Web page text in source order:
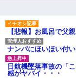
中途採用のAが部長か
ていき、1時間後に
【GJ!】会社から帰宅
発見。しかも「ヒィ
て近寄ったら女の子
【悲報】お風呂で父
ナンパにほいほい付
日航機墜落事故の「
感がヤバイ・・・